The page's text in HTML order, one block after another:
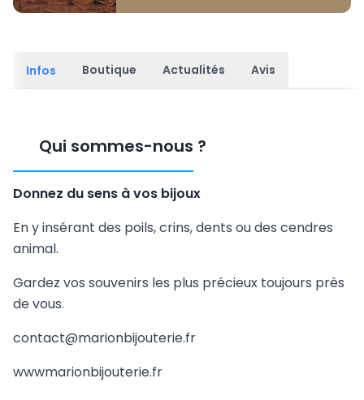
Infos Boutique Actualités Avis
Qui sommes-nous ?
Donnez du sens à vos bijoux
En y insérant des poils, crins, dents ou des cendres
animal.
Gardez vos souvenirs les plus précieux toujours près
de vous.
contact@marionbijouterie.fr
wwwmarionbijouterie.fr